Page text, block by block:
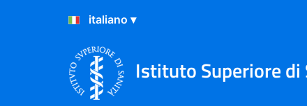
Salta al Contenuto
Salta al Footer
Istituto Superiore di